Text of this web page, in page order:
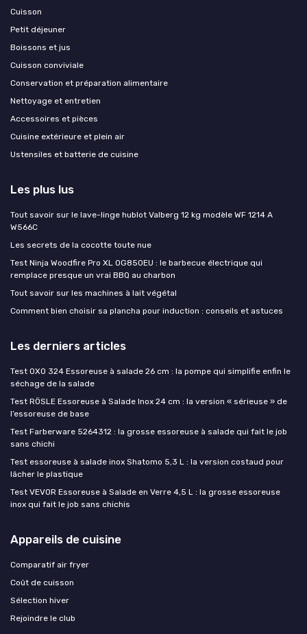
Cuisson
Petit déjeuner
Boissons et jus
Cuisson conviviale
Conservation et préparation alimentaire
Nettoyage et entretien
Accessoires et pièces
Cuisine extérieure et plein air
Ustensiles et batterie de cuisine
Les plus lus
Tout savoir sur le lave-linge hublot Valberg 12 kg modèle WF 1214 A
W566C
Les secrets de la cocotte toute nue
Test Ninja Woodfire Pro XL OG850EU : le barbecue électrique qui
remplace presque un vrai BBQ au charbon
Tout savoir sur les machines à lait végétal
Comment bien choisir sa plancha pour induction : conseils et astuces
Les derniers articles
Test OXO 324 Essoreuse à salade 26 cm : la pompe qui simplifie enfin le
séchage de la salade
Test RÖSLE Essoreuse à Salade Inox 24 cm : la version « sérieuse » de
l’essoreuse de base
Test Farberware 5264312 : la grosse essoreuse à salade qui fait le job
sans chichi
Test essoreuse à salade inox Shatomo 5,3 L : la version costaud pour
lâcher le plastique
Test VEVOR Essoreuse à Salade en Verre 4,5 L : la grosse essoreuse
inox qui fait le job sans chichis
Appareils de cuisine
Comparatif air fryer
Coût de cuisson
Sélection hiver
Rejoindre le club